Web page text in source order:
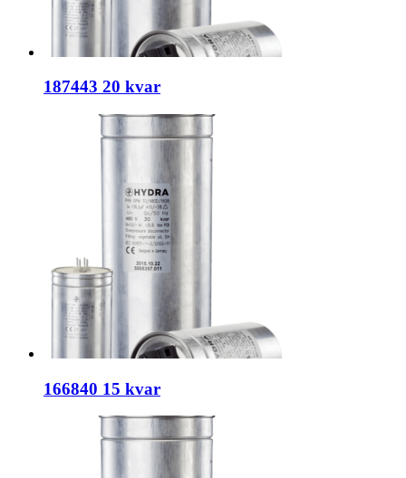
187443 20 kvar
166840 15 kvar